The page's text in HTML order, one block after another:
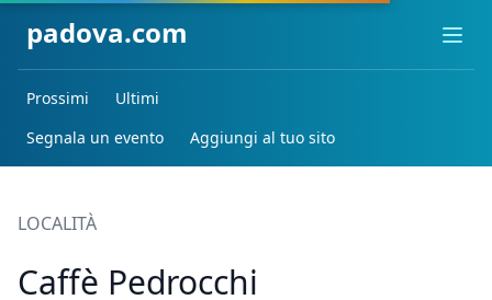
padova.com
Prossimi
Ultimi
Segnala un evento
Aggiungi al tuo sito
LOCALITÀ
Caffè Pedrocchi